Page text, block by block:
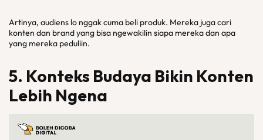
Artinya, audiens lo nggak cuma beli produk. Mereka juga cari
konten dan brand yang bisa ngewakilin siapa mereka dan apa
yang mereka peduliin.
5. Konteks Budaya Bikin Konten
Lebih Ngena